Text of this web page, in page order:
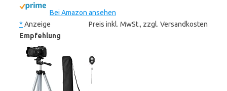
Bei Amazon ansehen
* Anzeige
Preis inkl. MwSt., zzgl. Versandkosten
Empfehlung